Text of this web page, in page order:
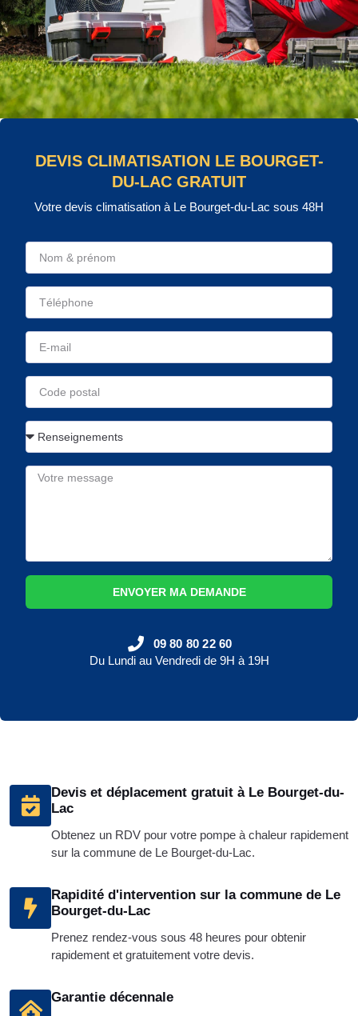
Devis et déplacement gratuit à Le Bourget-du-
Lac
Obtenez un RDV pour votre pompe à chaleur rapidement
sur la commune de Le Bourget-du-Lac.
Rapidité d'intervention sur la commune de Le
Bourget-du-Lac
Prenez rendez-vous sous 48 heures pour obtenir
rapidement et gratuitement votre devis.
Garantie décennale
DEVIS CLIMATISATION LE BOURGET-
DU-LAC GRATUIT
Votre devis climatisation à Le Bourget-du-Lac sous 48H
ENVOYER MA DEMANDE
09 80 80 22 60
Du Lundi au Vendredi de 9H à 19H